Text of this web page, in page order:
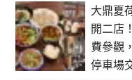
大鼎夏
開二店
費參觀
停車場